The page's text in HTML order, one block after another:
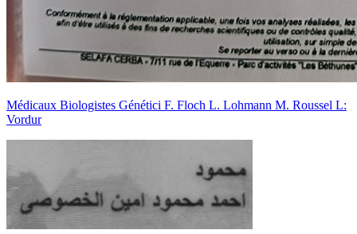
Médicaux Biologistes Génétici F. Floch L. Lohmann M. Roussel L:
Vordur